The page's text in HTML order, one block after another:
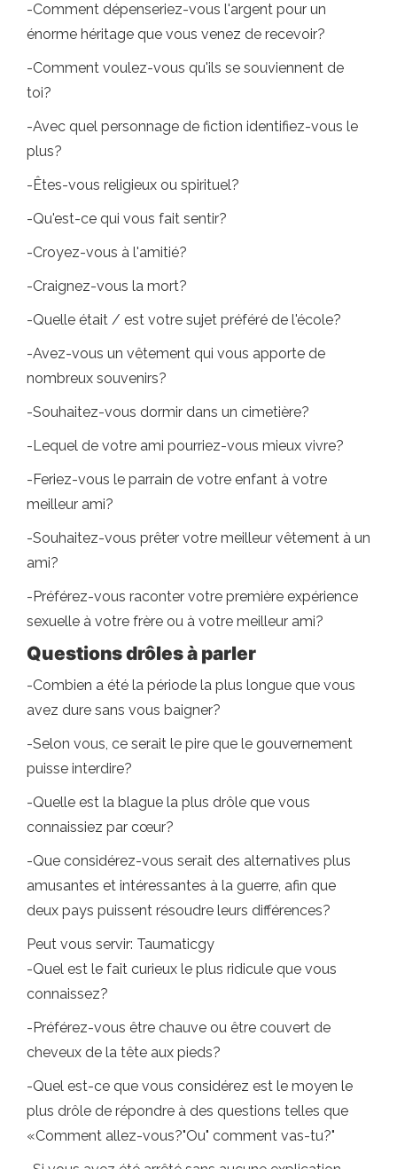
-Comment dépenseriez-vous l'argent pour un
énorme héritage que vous venez de recevoir?
-Comment voulez-vous qu'ils se souviennent de
toi?
-Avec quel personnage de fiction identifiez-vous le
plus?
-Êtes-vous religieux ou spirituel?
-Qu'est-ce qui vous fait sentir?
-Croyez-vous à l'amitié?
-Craignez-vous la mort?
-Quelle était / est votre sujet préféré de l'école?
-Avez-vous un vêtement qui vous apporte de
nombreux souvenirs?
-Souhaitez-vous dormir dans un cimetière?
-Lequel de votre ami pourriez-vous mieux vivre?
-Feriez-vous le parrain de votre enfant à votre
meilleur ami?
-Souhaitez-vous prêter votre meilleur vêtement à un
ami?
-Préférez-vous raconter votre première expérience
sexuelle à votre frère ou à votre meilleur ami?
Questions drôles à parler
-Combien a été la période la plus longue que vous
avez dure sans vous baigner?
-Selon vous, ce serait le pire que le gouvernement
puisse interdire?
-Quelle est la blague la plus drôle que vous
connaissiez par cœur?
-Que considérez-vous serait des alternatives plus
amusantes et intéressantes à la guerre, afin que
deux pays puissent résoudre leurs différences?
Peut vous servir: Taumaticgy
-Quel est le fait curieux le plus ridicule que vous
connaissez?
-Préférez-vous être chauve ou être couvert de
cheveux de la tête aux pieds?
-Quel est-ce que vous considérez est le moyen le
plus drôle de répondre à des questions telles que
«Comment allez-vous?"Ou" comment vas-tu?"